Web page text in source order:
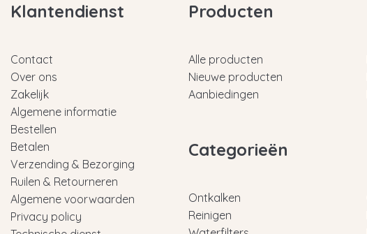
Klantendienst
Contact
Over ons
Zakelijk
Algemene informatie
Bestellen
Betalen
Verzending & Bezorging
Ruilen & Retourneren
Algemene voorwaarden
Privacy policy
Producten
Alle producten
Nieuwe producten
Aanbiedingen
Categorieën
Ontkalken
Reinigen